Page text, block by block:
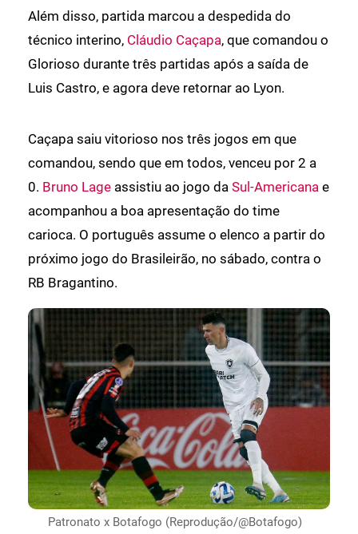
Além disso, partida marcou a despedida do
técnico interino, Cláudio Caçapa, que comandou o
Glorioso durante três partidas após a saída de
Luis Castro, e agora deve retornar ao Lyon.
Caçapa saiu vitorioso nos três jogos em que
comandou, sendo que em todos, venceu por 2 a
0. Bruno Lage assistiu ao jogo da Sul-Americana e
acompanhou a boa apresentação do time
carioca. O português assume o elenco a partir do
próximo jogo do Brasileirão, no sábado, contra o
RB Bragantino.
Patronato x Botafogo (Reprodução/@Botafogo)